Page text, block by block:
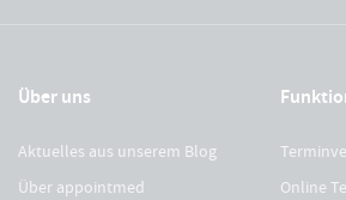
Über uns
Aktuelles aus unserem Blog
Über appointmed
Online